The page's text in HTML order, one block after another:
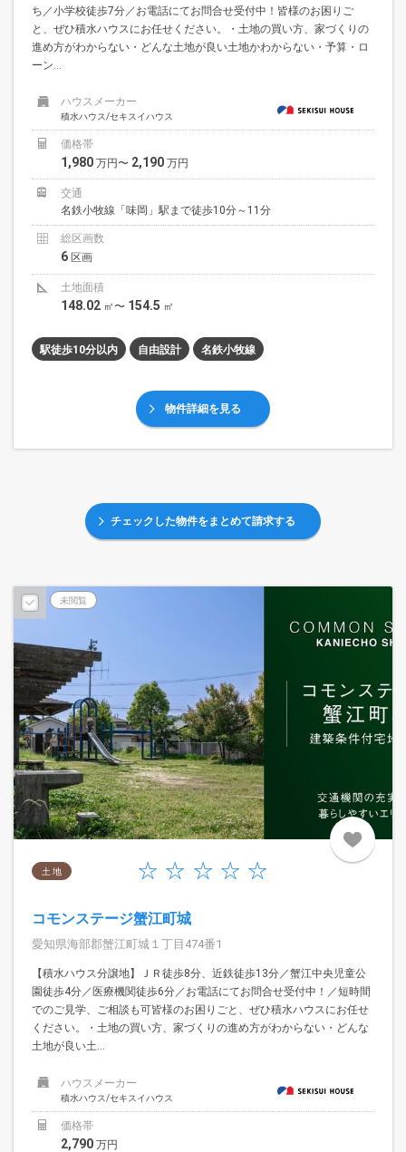
ち／小学校徒歩7分／お電話にてお問合せ受付中！皆様のお困りご
と、ぜひ積水ハウスにお任せください。・土地の買い方、家づくりの
進め方がわからない・どんな土地が良い土地かわからない・予算・ロ
ーン...
ハウスメーカー
積水ハウス/セキスイハウス
価格帯
1,980 万円〜 2,190 万円
交通
名鉄小牧線「味岡」駅まで徒歩10分～11分
総区画数
6 区画
土地面積
148.02 ㎡〜 154.5 ㎡
駅徒歩10分以内 自由設計 名鉄小牧線
物件詳細を見る
チェックした物件をまとめて請求する
未閲覧
土 地
コモンステージ蟹江町城
愛知県海部郡蟹江町城１丁目474番1
【積水ハウス分譲地】ＪＲ徒歩8分、近鉄徒歩13分／蟹江中央児童公
園徒歩4分／医療機関徒歩6分／お電話にてお問合せ受付中！／短時間
でのご見学、ご相談も可皆様のお困りごと、ぜひ積水ハウスにお任せ
ください。・土地の買い方、家づくりの進め方がわからない・どんな
土地が良い土...
ハウスメーカー
積水ハウス/セキスイハウス
価格帯
2,790 万円